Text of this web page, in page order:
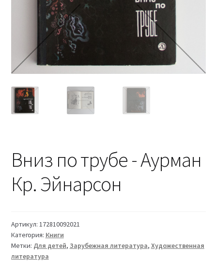
Вниз по трубе - Аурман
Кр. Эйнарсон
Артикул: 172810092021
Категория: Книги
Метки: Для детей, Зарубежная литература, Художественная
литература